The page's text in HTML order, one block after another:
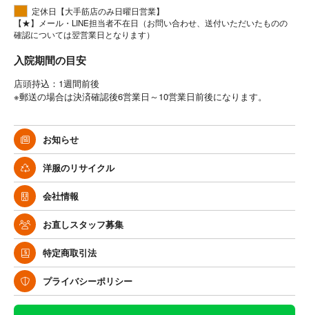
定休日【大手筋店のみ日曜日営業】
【★】メール・LINE担当者不在日（お問い合わせ、送付いただいたものの
確認については翌営業日となります）
入院期間の目安
店頭持込：1週間前後
※郵送の場合は決済確認後6営業日～10営業日前後になります。
お知らせ
洋服のリサイクル
会社情報
お直しスタッフ募集
特定商取引法
プライバシーポリシー